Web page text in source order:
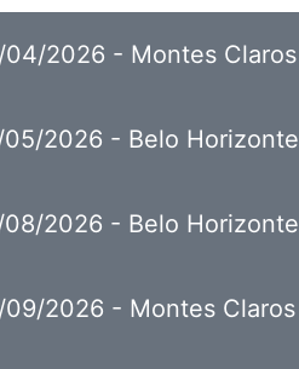
04/2026 - Montes Claros
2026 - Belo Horizonte
2026 - Belo Horizonte
09/2026 - Montes Claros